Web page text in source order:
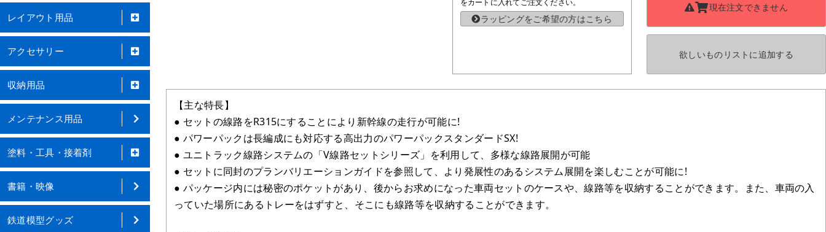
レイアウト用品
アクセサリー
収納用品
メンテナンス用品
塗料・工具・接着剤
書籍・映像
鉄道模型グッズ
をカートに入れてご注文ください。
ラッピングをご希望の方はこちら
現在注文できません
欲しいものリストに追加する
【主な特長】
● セットの線路をR315にすることにより新幹線の走行が可能に!
● パワーパックは長編成にも対応する高出力のパワーパックスタンダードSX!
● ユニトラック線路システムの「V線路セットシリーズ」を利用して、多様な線路展開が可能
● セットに同封のプランバリエーションガイドを参照して、より発展性のあるシステム展開を楽しむことが可能に!
● パッケージ内には秘密のポケットがあり、後からお求めになった車両セットのケースや、線路等を収納することができます。また、車両の入
っていた場所にあるトレーをはずすと、そこにも線路等を収納することができます。